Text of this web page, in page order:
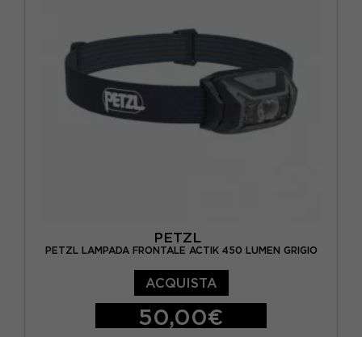
PETZL
PETZL LAMPADA FRONTALE ACTIK 450 LUMEN GRIGIO
ACQUISTA
50,00€